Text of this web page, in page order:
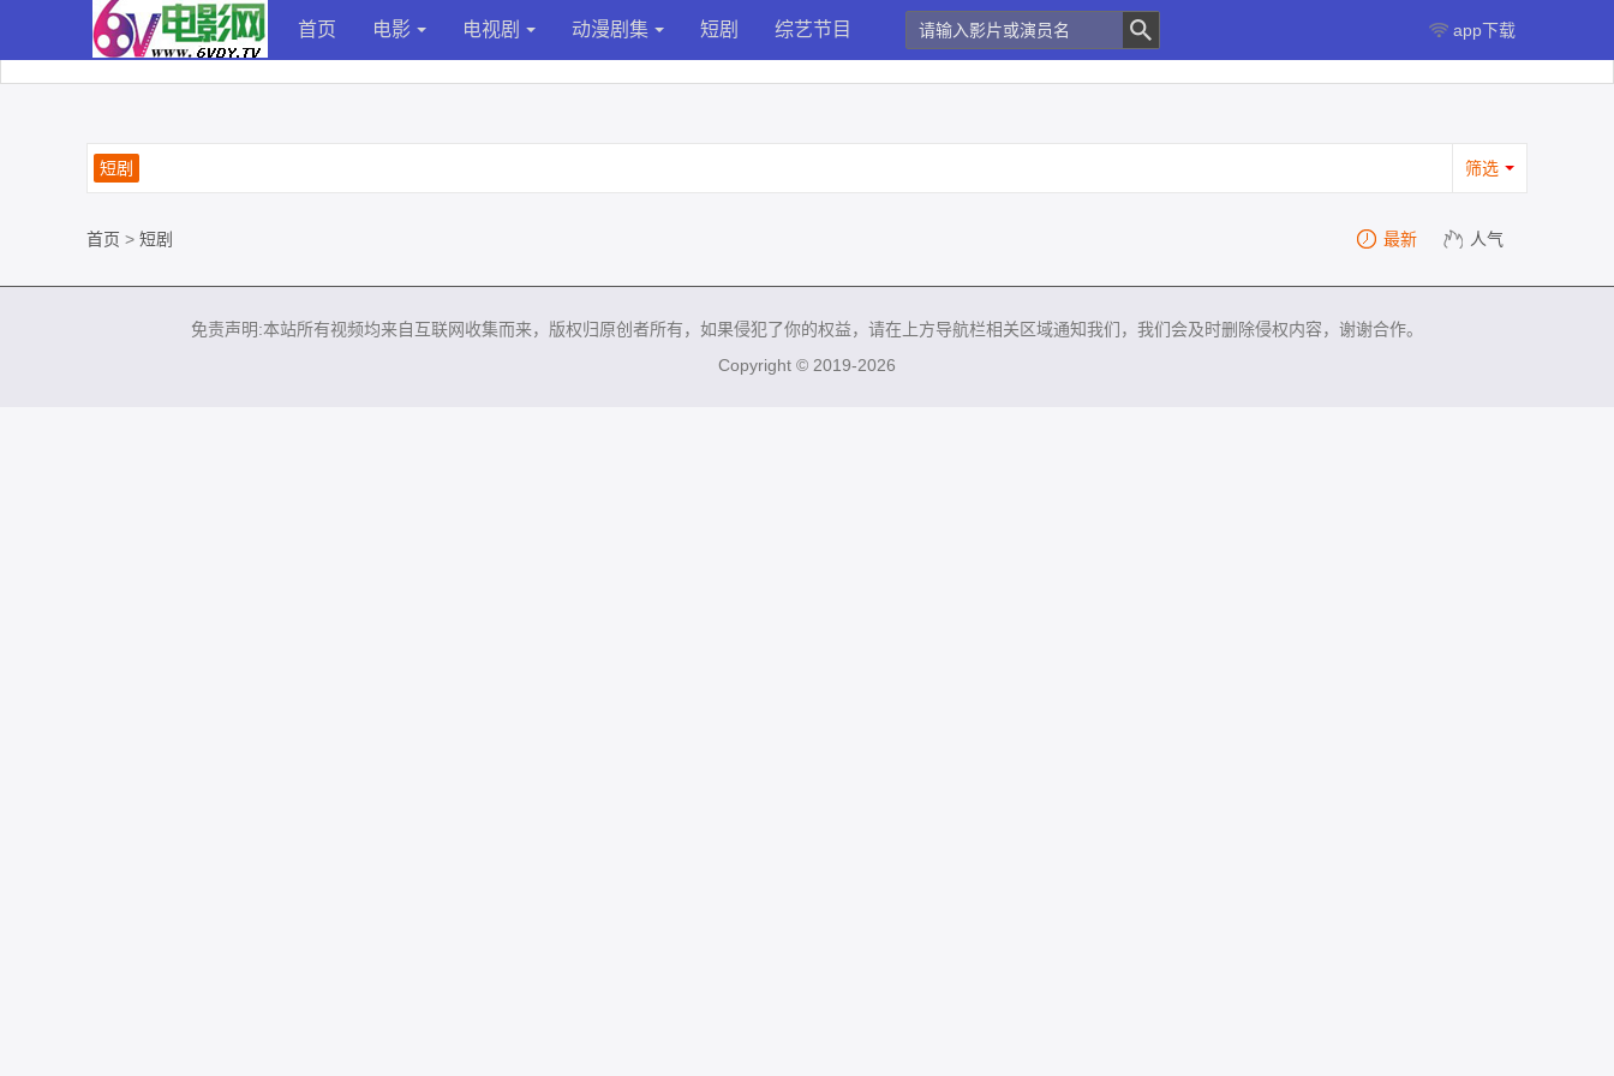
首页 电影 电视剧 动漫剧集 短剧 综艺节目 app下载
短剧 筛选
首页 > 短剧 最新 人气
免责声明:本站所有视频均来自互联网收集而来，版权归原创者所有，如果侵犯了你的权益，请在上方导航栏相关区域通知我们，我们会及时删除侵权内容，谢谢合作。
Copyright © 2019-2026